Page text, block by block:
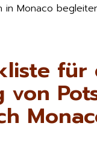
in Monaco
für
von